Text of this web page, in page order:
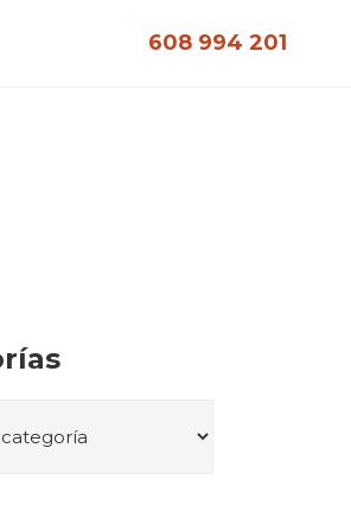
608 994 201